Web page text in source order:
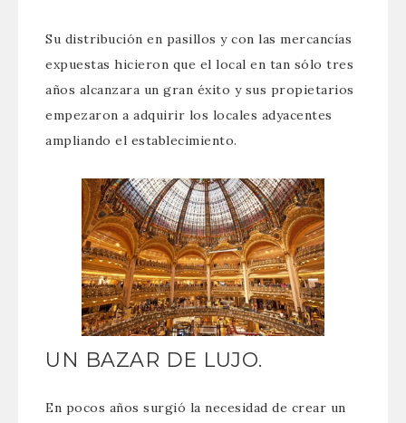
Su distribución en pasillos y con las mercancías
expuestas hicieron que el local en tan sólo tres
años alcanzara un gran éxito y sus propietarios
empezaron a adquirir los locales adyacentes
ampliando el establecimiento.
UN BAZAR DE LUJO.
En pocos años surgió la necesidad de crear un